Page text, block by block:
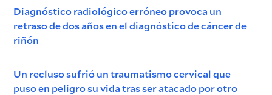
Diagnóstico radiológico erróneo provoca un
retraso de dos años en el diagnóstico de cáncer de
riñón
Un recluso sufrió un traumatismo cervical que
puso en peligro su vida tras ser atacado por otro